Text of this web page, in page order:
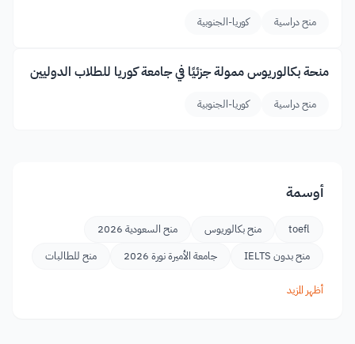
منح دراسية كوريا-الجنوبية
منحة بكالوريوس ممولة جزئيًا في جامعة كوريا للطلاب الدوليين
منح دراسية كوريا-الجنوبية
أوسمة
toefl منح بكالوريوس
منح السعودية 2026
منح بدون IELTS
جامعة الأميرة نورة 2026 منح للطالبات
أظهر المزيد